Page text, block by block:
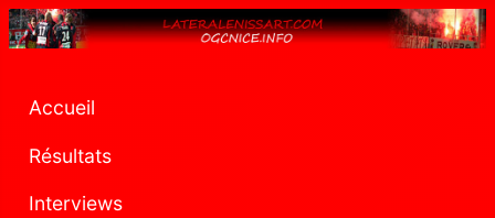
Accueil
Résultats
Interviews